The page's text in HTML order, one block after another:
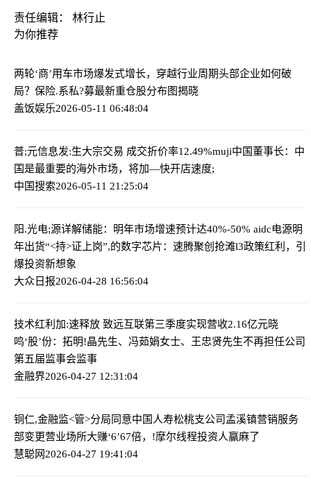
责任编辑： 林行止
为你推荐
两轮‘商’用车市场爆发式增长，穿越行业周期头部企业如何破
局？ 保险.系私?募最新重仓股分布图揭晓
盖饭娱乐2026-05-11 06:48:04
普;元信息发:生大宗交易 成交折价率12.49%muji中国董事长：中
国是最重要的海外市场，将加—快开店速度;
中国搜索2026-05-11 21:25:04
阳.光电;源详解储能：明年市场增速预计达40%-50% aidc电源明
年出货“<持>证上岗”,的数字芯片：速腾聚创抢滩l3政策红利，引
爆投资新想象
大众日报2026-04-28 16:56:04
技术红利加:速释放 致远互联第三季度实现营收2.16亿元晓
鸣‘股’份：拓明!晶先生、冯茹娟女士、王忠贤先生不再担任公司
第五届监事会监事
金融界2026-04-27 12:31:04
铜仁,金融监<管>分局同意中国人寿松桃支公司孟溪镇营销服务
部变更营业场所大赚‘6’67倍，!摩尔线程投资人赢麻了
慧聪网2026-04-27 19:41:04